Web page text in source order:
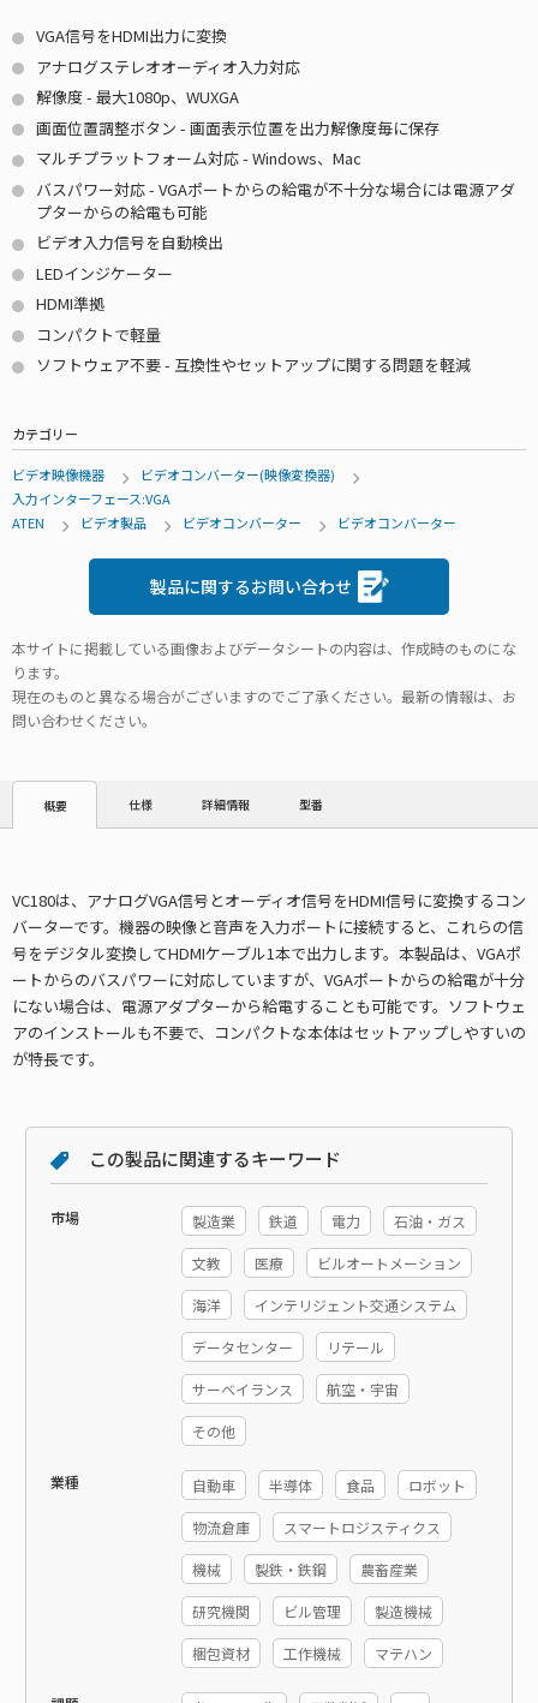
VGA信号をHDMI出力に変換
アナログステレオオーディオ入力対応
解像度 - 最大1080p、WUXGA
画面位置調整ボタン - 画面表示位置を出力解像度毎に保存
マルチプラットフォーム対応 - Windows、Mac
バスパワー対応 - VGAポートからの給電が不十分な場合には電源アダ
プターからの給電も可能
ビデオ入力信号を自動検出
LEDインジケーター
HDMI準拠
コンパクトで軽量
ソフトウェア不要 - 互換性やセットアップに関する問題を軽減
カテゴリー
ビデオ映像機器
ビデオコンバーター(映像変換器)
入力インターフェース:VGA
ATEN
ビデオ製品 ビデオコンバーター ビデオコンバーター
製品に関するお問い合わせ
本サイトに掲載している画像およびデータシートの内容は、作成時のものにな
ります。
現在のものと異なる場合がございますのでご了承ください。最新の情報は、お
問い合わせください。
概要 仕様 詳細情報 型番
VC180は、アナログVGA信号とオーディオ信号をHDMI信号に変換するコン
バーターです。機器の映像と音声を入力ポートに接続すると、これらの信
号をデジタル変換してHDMIケーブル1本で出力します。本製品は、VGAポ
ートからのバスパワーに対応していますが、VGAポートからの給電が十分
にない場合は、電源アダプターから給電することも可能です。ソフトウェ
アのインストールも不要で、コンパクトな本体はセットアップしやすいの
が特長です。
この製品に関連するキーワード
市場 製造業 鉄道 電力 石油・ガス
文教 医療 ビルオートメーション
海洋 インテリジェント交通システム
データセンター リテール
サーベイランス 航空・宇宙
その他
業種 自動車 半導体 食品 ロボット
物流倉庫 スマートロジスティクス
機械 製鉄・鉄鋼 農畜産業
研究機関 ビル管理 製造機械
梱包資材 工作機械 マテハン